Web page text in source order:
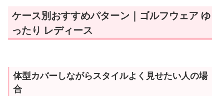
ケース別おすすめパターン｜ゴルフウェア ゆ
ったり レディース
体型カバーしながらスタイルよく見せたい人の場
合